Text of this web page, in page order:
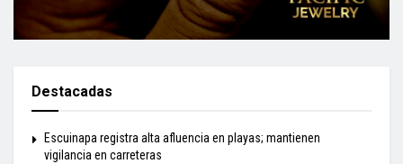
Destacadas
Escuinapa registra alta afluencia en playas; mantienen
vigilancia en carreteras